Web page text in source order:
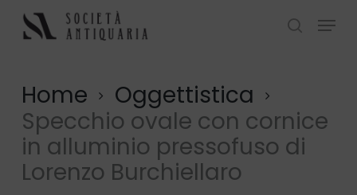
Skip
search
Menu
Home
Oggettistica
Specchio ovale con cornice
in alluminio pressofuso di
Lorenzo Burchiellaro